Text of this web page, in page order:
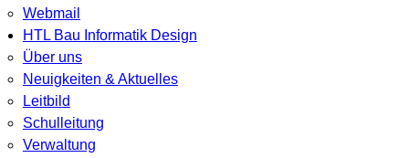
Webmail
HTL Bau Informatik Design
Über uns
Neuigkeiten & Aktuelles
Leitbild
Schulleitung
Verwaltung